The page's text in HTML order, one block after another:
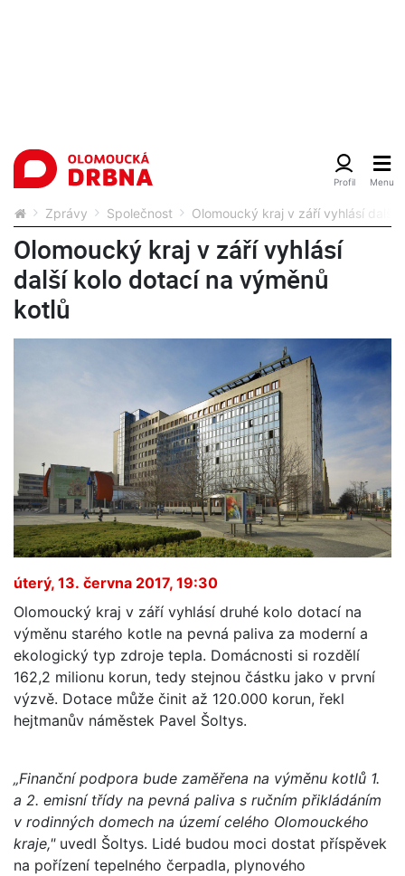
Zprávy Společnost Olomoucký kraj v září vyhlásí další
Olomoucký kraj v září vyhlásí
další kolo dotací na výměnů
kotlů
úterý, 13. června 2017, 19:30
Olomoucký kraj v září vyhlásí druhé kolo dotací na
výměnu starého kotle na pevná paliva za moderní a
ekologický typ zdroje tepla. Domácnosti si rozdělí
162,2 milionu korun, tedy stejnou částku jako v první
výzvě. Dotace může činit až 120.000 korun, řekl
hejtmanův náměstek Pavel Šoltys.
„Finanční podpora bude zaměřena na výměnu kotlů 1.
a 2. emisní třídy na pevná paliva s ručním přikládáním
v rodinných domech na území celého Olomouckého
kraje,"uvedl Šoltys. Lidé budou moci dostat příspěvek
na pořízení tepelného čerpadla, plynového